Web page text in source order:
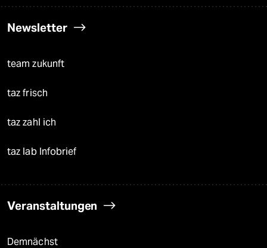
Newsletter
team zukunft
taz frisch
taz zahl ich
taz lab Infobrief
Veranstaltungen
Demnächst